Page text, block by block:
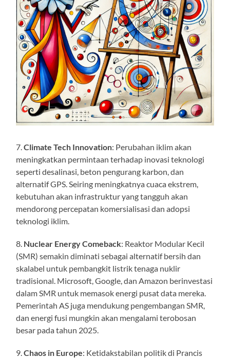
7.Climate Tech Innovation: Perubahan iklim akan
meningkatkan permintaan terhadap inovasi teknologi
seperti desalinasi, beton pengurang karbon, dan
alternatif GPS. Seiring meningkatnya cuaca ekstrem,
kebutuhan akan infrastruktur yang tangguh akan
mendorong percepatan komersialisasi dan adopsi
teknologi iklim.
8. Nuclear Energy Comeback: Reaktor Modular Kecil
(SMR) semakin diminati sebagai alternatif bersih dan
skalabel untuk pembangkit listrik tenaga nuklir
tradisional. Microsoft, Google, dan Amazon berinvestasi
dalam SMR untuk memasok energi pusat data mereka.
Pemerintah AS juga mendukung pengembangan SMR,
dan energi fusi mungkin akan mengalami terobosan
besar pada tahun 2025.
9.Chaos in Europe: Ketidakstabilan politik di Prancis